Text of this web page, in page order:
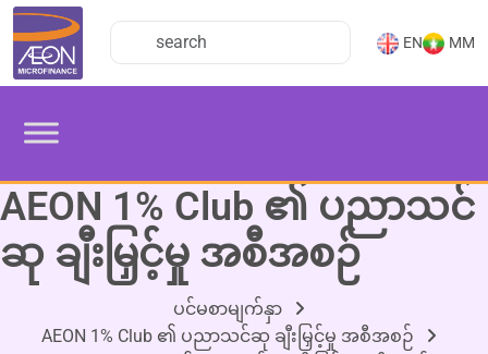
EN MM
AEON 1% Club ၏ ပညာသင်
ဆု ချီးမြှင့်မှု အစီအစဉ်
ပင်မစာမျက်နှာ
AEON 1% Club ၏ ပညာသင်ဆု ချီးမြှင့်မှု အစီအစဉ်